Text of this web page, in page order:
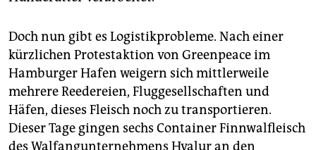
Doch nun gibt es Logistikprobleme. Nach einer
kürzlichen Protestaktion von Greenpeace im
Hamburger Hafen weigern sich mittlerweile
mehrere Reedereien, Fluggesellschaften und
Häfen, dieses Fleisch noch zu transportieren.
Dieser Tage gingen sechs Container Finnwalfleisch
des Walfangunternehmens Hvalur an den